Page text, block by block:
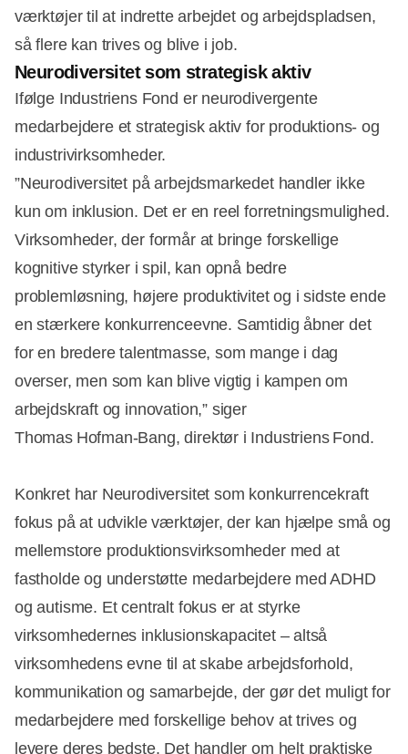
værktøjer til at indrette arbejdet og arbejdspladsen,
så flere kan trives og blive i job.
Neurodiversitet som strategisk aktiv
Ifølge Industriens Fond er neurodivergente
medarbejdere et strategisk aktiv for produktions- og
industrivirksomheder.
”Neurodiversitet på arbejdsmarkedet handler ikke
kun om inklusion. Det er en reel forretningsmulighed.
Virksomheder, der formår at bringe forskellige
kognitive styrker i spil, kan opnå bedre
problemløsning, højere produktivitet og i sidste ende
en stærkere konkurrenceevne. Samtidig åbner det
for en bredere talentmasse, som mange i dag
overser, men som kan blive vigtig i kampen om
arbejdskraft og innovation,” siger
Thomas Hofman‑Bang, direktør i Industriens Fond.
Konkret har Neurodiversitet som konkurrencekraft
fokus på at udvikle værktøjer, der kan hjælpe små og
mellemstore produktionsvirksomheder med at
fastholde og understøtte medarbejdere med ADHD
og autisme. Et centralt fokus er at styrke
virksomhedernes inklusionskapacitet – altså
virksomhedens evne til at skabe arbejdsforhold,
kommunikation og samarbejde, der gør det muligt for
medarbejdere med forskellige behov at trives og
levere deres bedste. Det handler om helt praktiske